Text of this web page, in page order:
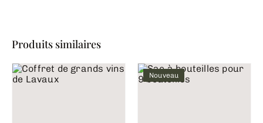
Produits similaires
Nouveau